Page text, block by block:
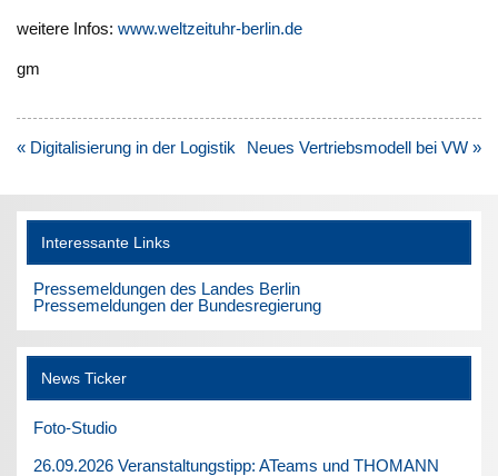
weitere Infos:www.weltzeituhr-berlin.de
gm
Beitragsnavigation
« Digitalisierung in der Logistik Neues Vertriebsmodell bei VW »
Interessante Links
Pressemeldungen des Landes Berlin
Pressemeldungen der Bundesregierung
News Ticker
Foto-Studio
26.09.2026 Veranstaltungstipp: ATeams und THOMANN